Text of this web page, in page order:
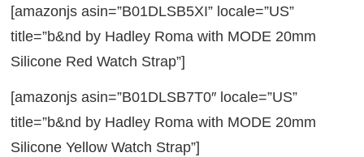
[amazonjs asin=”B01DLSB5XI” locale=”US”
title=”b&nd by Hadley Roma with MODE 20mm
Silicone Red Watch Strap”]
[amazonjs asin=”B01DLSB7T0″ locale=”US”
title=”b&nd by Hadley Roma with MODE 20mm
Silicone Yellow Watch Strap”]